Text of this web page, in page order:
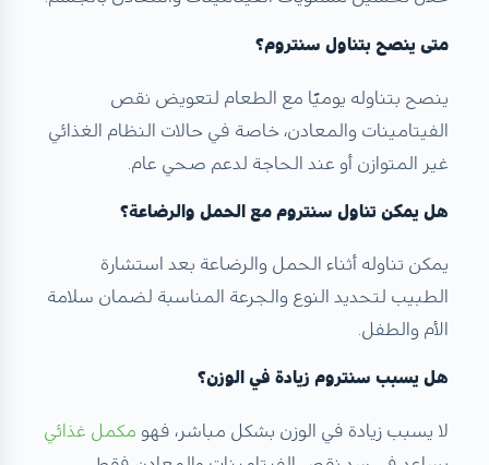
متى ينصح بتناول سنتروم؟
ينصح بتناوله يوميًا مع الطعام لتعويض نقص
الفيتامينات والمعادن، خاصة في حالات النظام الغذائي
غير المتوازن أو عند الحاجة لدعم صحي عام.
هل يمكن تناول سنتروم مع الحمل والرضاعة؟
يمكن تناوله أثناء الحمل والرضاعة بعد استشارة
الطبيب لتحديد النوع والجرعة المناسبة لضمان سلامة
الأم والطفل.
هل يسبب سنتروم زيادة في الوزن؟
لا يسبب زيادة في الوزن بشكل مباشر، فهو مكمل غذائي